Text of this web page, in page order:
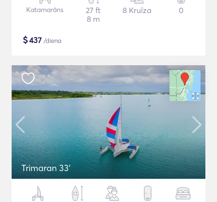
Katamarāns
27 ft
8 m
8 Kruīza 0
$437 /diena
Trimaran 33'